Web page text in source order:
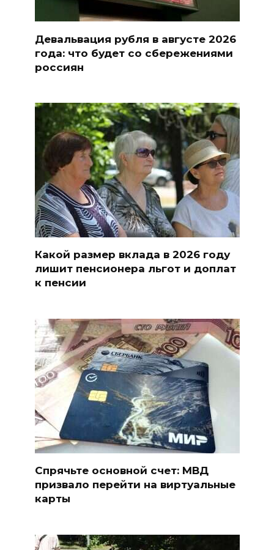
Девальвация рубля в августе 2026
года: что будет со сбережениями
россиян
Какой размер вклада в 2026 году
лишит пенсионера льгот и доплат
к пенсии
Спрячьте основной счет: МВД
призвало перейти на виртуальные
карты